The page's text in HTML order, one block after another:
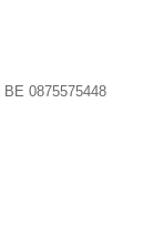
BE 0875575448